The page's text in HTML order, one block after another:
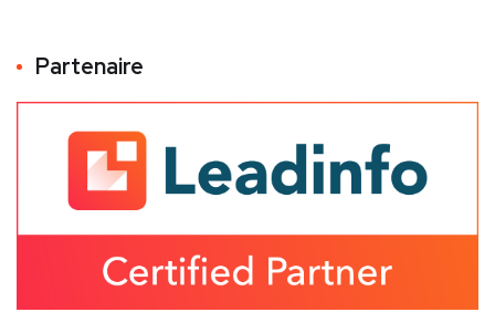
Partenaire